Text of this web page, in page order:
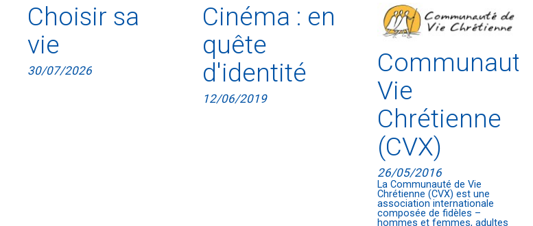
Choisir sa
vie
30/07/2026
Cinéma : en
quête
d'identité
12/06/2019
Communauté
Vie
Chrétienne
(CVX)
26/05/2016
La Communauté de Vie
Chrétienne (CVX) est une
association internationale
composée de fidèles –
hommes et femmes, adultes